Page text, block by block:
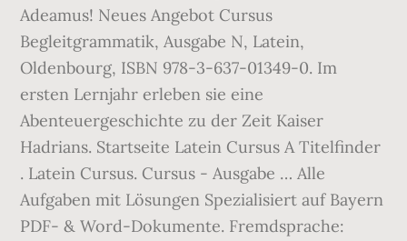
Adeamus! Neues Angebot Cursus
Begleitgrammatik, Ausgabe N, Latein,
Oldenbourg, ISBN 978-3-637-01349-0. Im
ersten Lernjahr erleben sie eine
Abenteuergeschichte zu der Zeit Kaiser
Hadrians. Startseite Latein Cursus A Titelfinder
. Latein Cursus. Cursus - Ausgabe … Alle
Aufgaben mit Lösungen Spezialisiert auf Bayern
PDF- & Word-Dokumente. Fremdsprache: